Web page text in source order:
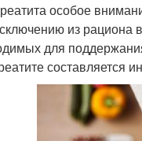
особое
из
для
составляется